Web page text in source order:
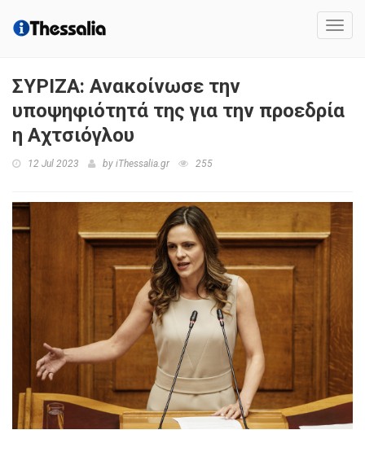
ΣΥΡΙΖΑ: Ανακοίνωσε την
υποψηφιότητά της για την προεδρία
η Αχτσιόγλου
12 Jul 2023 by iThessalia.gr 255